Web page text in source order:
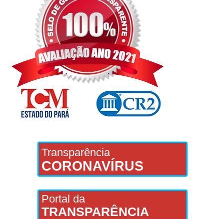
Transparência
CORONAVÍRUS
Portal da
TRANSPARÊNCIA